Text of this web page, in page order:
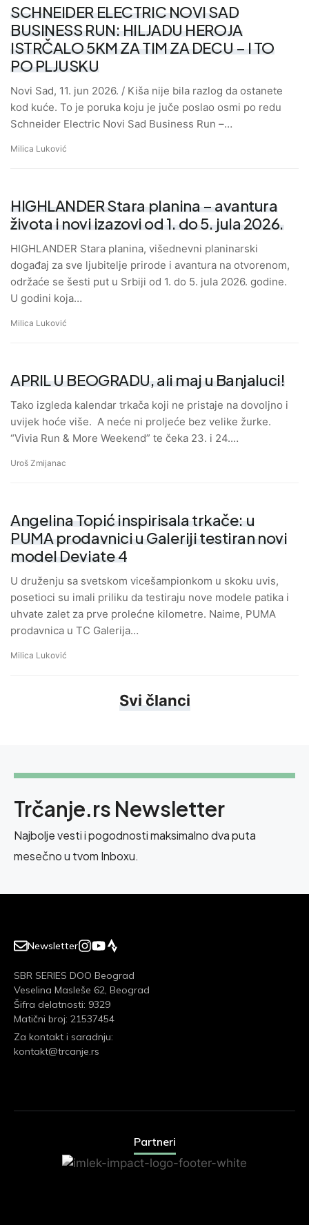
SCHNEIDER ELECTRIC NOVI SAD
BUSINESS RUN: HILJADU HEROJA
ISTRČALO 5KM ZA TIM ZA DECU – I TO
PO PLJUSKU
Novi Sad, 11. jun 2026. / Kiša nije bila razlog da ostanete
kod kuće. To je poruka koju je juče poslao osmi po redu
Schneider Electric Novi Sad Business Run –…
Milica Luković
HIGHLANDER Stara planina – avantura
života i novi izazovi od 1. do 5. jula 2026.
HIGHLANDER Stara planina, višednevni planinarski
događaj za sve ljubitelje prirode i avantura na otvorenom,
održaće se šesti put u Srbiji od 1. do 5. jula 2026. godine.
U godini koja…
Milica Luković
APRIL U BEOGRADU, ali maj u Banjaluci!
Tako izgleda kalendar trkača koji ne pristaje na dovoljno i
uvijek hoće više. A neće ni proljeće bez velike žurke.
“Vivia Run & More Weekend” te čeka 23. i 24.…
Uroš Zmijanac
Angelina Topić inspirisala trkače: u
PUMA prodavnici u Galeriji testiran novi
model Deviate 4
U druženju sa svetskom vicešampionkom u skoku uvis,
posetioci su imali priliku da testiraju nove modele patika i
uhvate zalet za prve prolećne kilometre. Naime, PUMA
prodavnica u TC Galerija…
Milica Luković
Svi članci
Trčanje.rs Newsletter
Najbolje vesti i pogodnosti maksimalno dva puta
mesečno u tvom Inboxu.
Newsletter
SBR SERIES DOO Beograd
Veselina Masleše 62, Beograd
Šifra delatnosti: 9329
Matični broj: 21537454
Za kontakt i saradnju:
kontakt@trcanje.rs
Partneri